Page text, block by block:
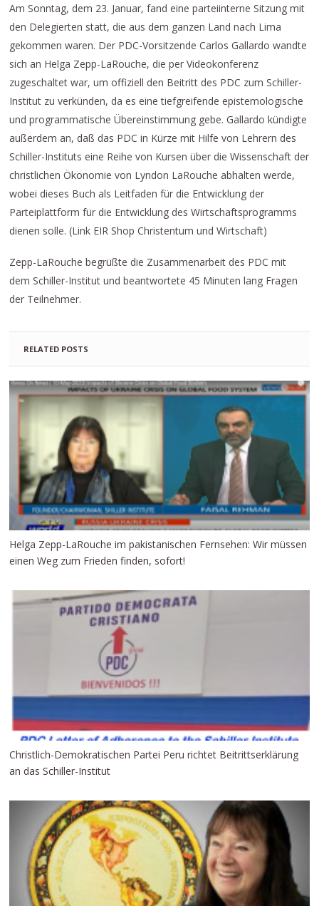
Am Sonntag, dem 23. Januar, fand eine parteiinterne Sitzung mit
den Delegierten statt, die aus dem ganzen Land nach Lima
gekommen waren. Der PDC-Vorsitzende Carlos Gallardo wandte
sich an Helga Zepp-LaRouche, die per Videokonferenz
zugeschaltet war, um offiziell den Beitritt des PDC zum Schiller-
Institut zu verkünden, da es eine tiefgreifende epistemologische
und programmatische Übereinstimmung gebe. Gallardo kündigte
außerdem an, daß das PDC in Kürze mit Hilfe von Lehrern des
Schiller-Instituts eine Reihe von Kursen über die Wissenschaft der
christlichen Ökonomie von Lyndon LaRouche abhalten werde,
wobei dieses Buch als Leitfaden für die Entwicklung der
Parteiplattform für die Entwicklung des Wirtschaftsprogramms
dienen solle. (Link EIR Shop Christentum und Wirtschaft)
Zepp-LaRouche begrüßte die Zusammenarbeit des PDC mit
dem Schiller-Institut und beantwortete 45 Minuten lang Fragen
der Teilnehmer.
RELATED POSTS
Helga Zepp-LaRouche im pakistanischen Fernsehen: Wir müssen
einen Weg zum Frieden finden, sofort!
Christlich-Demokratischen Partei Peru richtet Beitrittserklärung
an das Schiller-Institut